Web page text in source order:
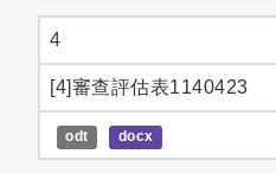
4
[4]審查評估表1140423
odt docx